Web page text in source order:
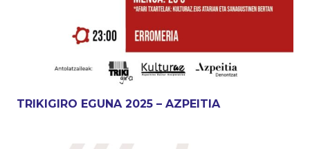
TRIKIGIRO EGUNA 2025 – AZPEITIA